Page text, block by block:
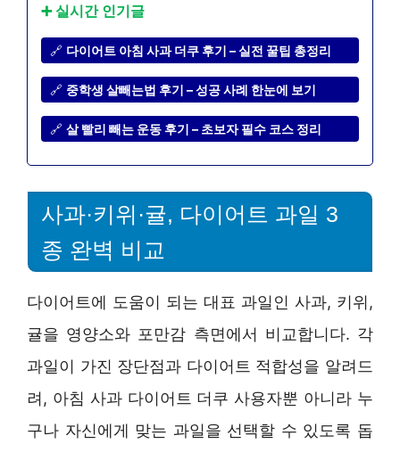
➕ 실시간 인기글
🔗 다이어트 아침 사과 더쿠 후기 – 실전 꿀팁 총정리
🔗 중학생 살빼는법 후기 – 성공 사례 한눈에 보기
🔗 살 빨리 빼는 운동 후기 – 초보자 필수 코스 정리
사과·키위·귤, 다이어트 과일 3
종 완벽 비교
다이어트에 도움이 되는 대표 과일인 사과, 키위,
귤을 영양소와 포만감 측면에서 비교합니다. 각
과일이 가진 장단점과 다이어트 적합성을 알려드
려, 아침 사과 다이어트 더쿠 사용자뿐 아니라 누
구나 자신에게 맞는 과일을 선택할 수 있도록 돕